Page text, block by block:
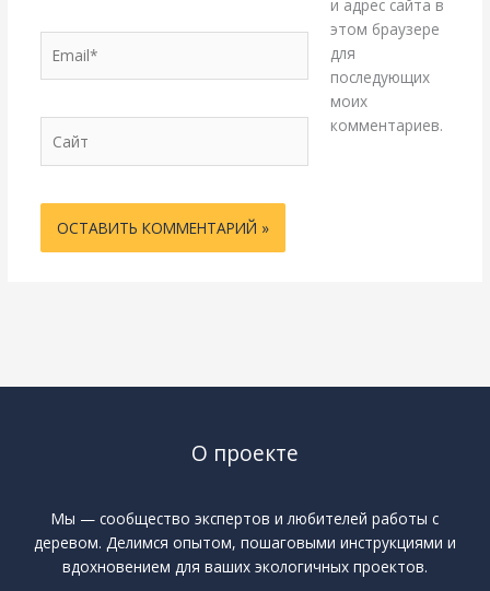
и адрес сайта в
этом браузере
для
последующих
моих
комментариев.
О проекте
Мы — сообщество экспертов и любителей работы с
деревом. Делимся опытом, пошаговыми инструкциями и
вдохновением для ваших экологичных проектов.